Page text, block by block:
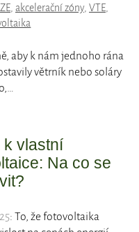
, akcelerační zóny, VTE,
aby k nám jednoho rána
větrník nebo soláry
k vlastní
Na co se
: To, že fotovoltaika